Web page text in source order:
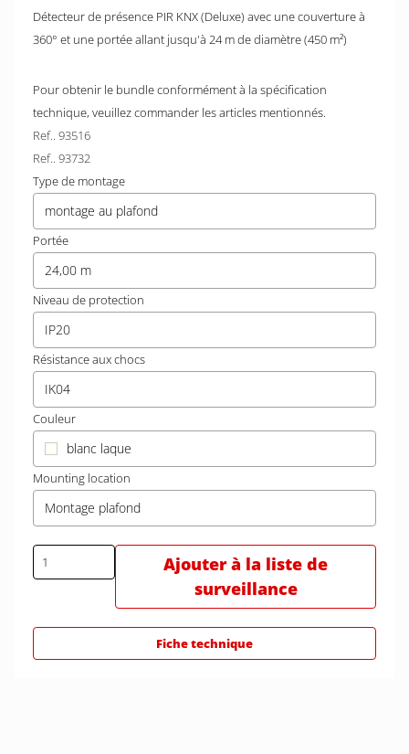
Détecteur de présence PIR KNX (Deluxe) avec une couverture à
360° et une portée allant jusqu'à 24 m de diamètre (450 m²)
Pour obtenir le bundle conformément à la spécification
technique, veuillez commander les articles mentionnés.
Ref.. 93516
Ref.. 93732
Type de montage
montage au plafond
Portée
24,00 m
Niveau de protection
IP20
Résistance aux chocs
IK04
Couleur
blanc laque
Mounting location
Montage plafond
Ajouter à la liste de
surveillance
Fiche technique